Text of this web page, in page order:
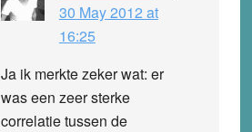
30 May 2012 at
16:25
Ja ik merkte zeker wat: er
was een zeer sterke
correlatie tussen de